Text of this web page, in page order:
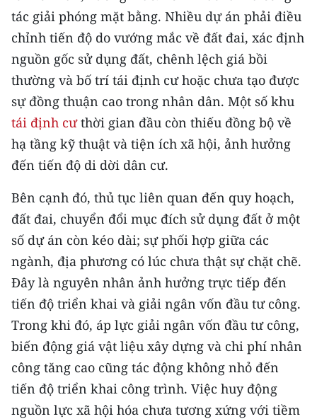
tác giải phóng mặt bằng. Nhiều dự án phải điều
chỉnh tiến độ do vướng mắc về đất đai, xác định
nguồn gốc sử dụng đất, chênh lệch giá bồi
thường và bố trí tái định cư hoặc chưa tạo được
sự đồng thuận cao trong nhân dân. Một số khu
tái định cưthời gian đầu còn thiếu đồng bộ về
hạ tầng kỹ thuật và tiện ích xã hội, ảnh hưởng
đến tiến độ di dời dân cư.
Bên cạnh đó, thủ tục liên quan đến quy hoạch,
đất đai, chuyển đổi mục đích sử dụng đất ở một
số dự án còn kéo dài; sự phối hợp giữa các
ngành, địa phương có lúc chưa thật sự chặt chẽ.
Đây là nguyên nhân ảnh hưởng trực tiếp đến
tiến độ triển khai và giải ngân vốn đầu tư công.
Trong khi đó, áp lực giải ngân vốn đầu tư công,
biến động giá vật liệu xây dựng và chi phí nhân
công tăng cao cũng tác động không nhỏ đến
tiến độ triển khai công trình. Việc huy động
nguồn lực xã hội hóa chưa tương xứng với tiềm